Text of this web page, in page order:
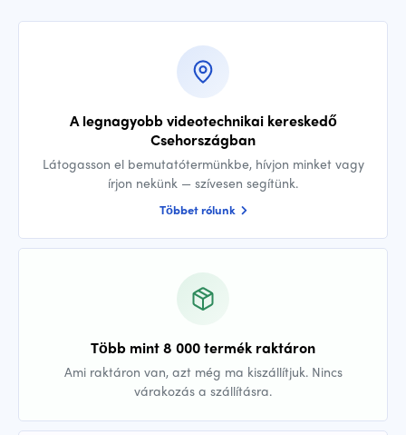
A legnagyobb videotechnikai kereskedő
Csehországban
Látogasson el bemutatótermünkbe, hívjon minket vagy
írjon nekünk — szívesen segítünk.
Többet rólunk
Több mint 8 000 termék raktáron
Ami raktáron van, azt még ma kiszállítjuk. Nincs
várakozás a szállításra.